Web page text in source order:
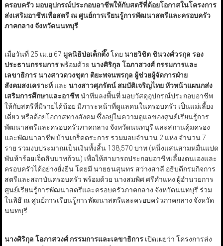
ครอบครัว มอบอุปกรณ์ประกอบอาชีพให้กับสตรีที่ด้อยโอกาสในโครงการ
ส่งเสริมอาชีพเพื่อสตรี ณ ศูนย์การเรียนรู้การพัฒนาสตรีและครอบครัว
ภาคกลาง จังหวัดนนทบุรี
เมื่อวันที่ 25 เม.ย.67 มูลนิธิป่อเต็กตึ๊งโดย นายวิชิต ชินวงศ์วรกุล รอง
ประธานกรรมการพร้อมด้วย นางศิริกุล โอภาสวงศ์ กรรมการและ
เลขาธิการ นางสาวดวงชุตา ติยะพจนพรกุล ผู้ช่วยผู้จัดการฝ่าย
สังคมสงเคราะห์และ นางสาวศุภรัตน์ สมบัติเจริญไทย หัวหน้าแผนกส่ง
เสริมการศึกษาและอาชีพนำทีมลงพื้นที่ มอบวัสดุอุปกรณ์ประกอบอาชีพ
ให้กับสตรีที่มีรายได้น้อย มีภาระหน้าที่ดูแลคนในครอบครัว เป็นแม่เลี้ยง
เดี่ยว หรือด้อยโอกาสทางสังคม ซึ่งอยู่ในความดูแลของศูนย์เรียนรู้การ
พัฒนาสตรีและครอบครัวภาคกลาง จังหวัดนนทบุรี และสถานคุ้มครอง
และพัฒนาอาชีพ บ้านเกร็ดตระการ รวมมอบจำนวน 2 แห่ง จำนวน 7
ราย รวมงบประมาณเป็นเงินทั้งสิ้น 138,570 บาท (หนึ่งแสนสามหมื่นแปด
พันห้าร้อยเจ็ดสิบบาทถ้วน) เพื่อให้สามารถประกอบอาชีพเลี้ยงตนเองและ
ครอบครัวได้อย่างยั่งยืน โดยมี นายธนสุนทร สว่างสาลี อธิบดีกรมกิจการ
สตรีและสถาบันครอบครัว พร้อมด้วย นางสมพิศ ศรีคำแหง ผู้อำนวยการ
ศูนย์เรียนรู้การพัฒนาสตรีและครอบครัวภาคกลาง จังหวัดนนทบุรี ร่วม
ในพิธี ณ ศูนย์การเรียนรู้การพัฒนาสตรีและครอบครัวภาคกลาง จังหวัด
นนทบุรี
นางศิริกุล โอภาสวงศ์ กรรมการและเลขาธิการเปิดเผยว่า โครงการส่ง